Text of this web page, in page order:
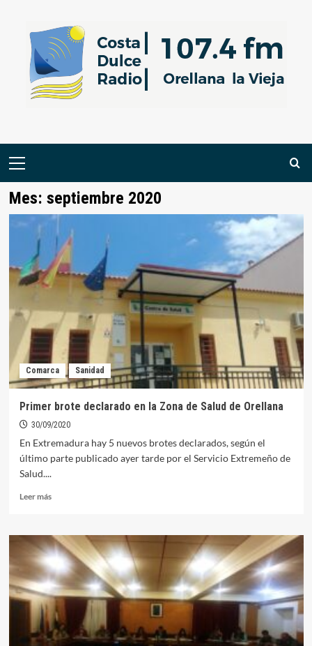
contenido
Menú
Mes: septiembre 2020
Comarca Sanidad
Primer brote declarado en la Zona de Salud de Orellana
30/09/2020
En Extremadura hay 5 nuevos brotes declarados, según el
último parte publicado ayer tarde por el Servicio Extremeño de
Salud....
Leer másLeer
Primer
brote
declarado
en
la
Zona
de
Salud
de